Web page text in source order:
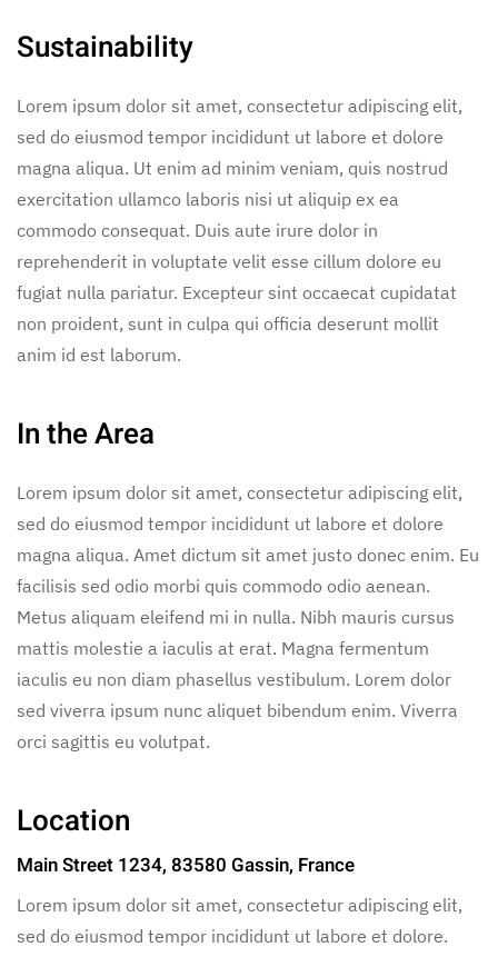
Sustainability
Lorem ipsum dolor sit amet, consectetur adipiscing elit,
sed do eiusmod tempor incididunt ut labore et dolore
magna aliqua. Ut enim ad minim veniam, quis nostrud
exercitation ullamco laboris nisi ut aliquip ex ea
commodo consequat. Duis aute irure dolor in
reprehenderit in voluptate velit esse cillum dolore eu
fugiat nulla pariatur. Excepteur sint occaecat cupidatat
non proident, sunt in culpa qui officia deserunt mollit
anim id est laborum.
In the Area
Lorem ipsum dolor sit amet, consectetur adipiscing elit,
sed do eiusmod tempor incididunt ut labore et dolore
magna aliqua. Amet dictum sit amet justo donec enim. Eu
facilisis sed odio morbi quis commodo odio aenean.
Metus aliquam eleifend mi in nulla. Nibh mauris cursus
mattis molestie a iaculis at erat. Magna fermentum
iaculis eu non diam phasellus vestibulum. Lorem dolor
sed viverra ipsum nunc aliquet bibendum enim. Viverra
orci sagittis eu volutpat.
Location
Main Street 1234, 83580 Gassin, France
Lorem ipsum dolor sit amet, consectetur adipiscing elit,
sed do eiusmod tempor incididunt ut labore et dolore.